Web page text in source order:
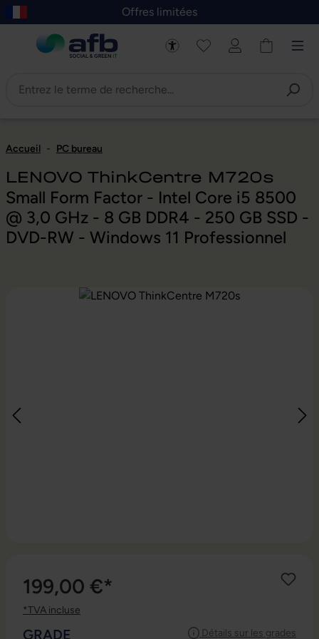
au contenu principal
Skip to B2B platform navigation
Offres limitées
Accueil - PC bureau
LENOVO ThinkCentre M720s
Small Form Factor - Intel Core i5 8500
@ 3,0 GHz - 8 GB DDR4 - 250 GB SSD -
DVD-RW - Windows 11 Professionnel
Ignorer la galerie d'images
199,00 €*
*TVA incluse
Détails sur les grades
SÉLECTIONNEZ
GRADE